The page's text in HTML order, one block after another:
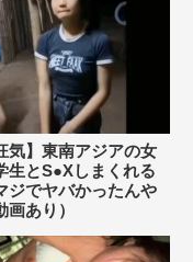
気】東南アジアの女
生とS●Xしまくれる
ジでヤバかったんや
画あり）